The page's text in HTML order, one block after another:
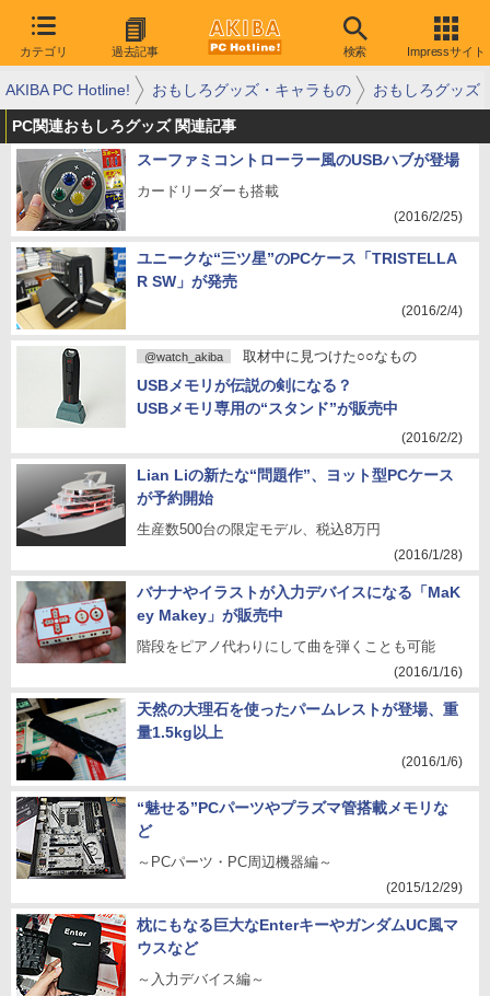
カテゴリ 過去記事 検索 Impressサイト
AKIBA PC Hotline! おもしろグッズ・キャラもの おもしろグッズ
PC関連おもしろグッズ 関連記事
スーファミコントローラー風のUSBハブが登場
カードリーダーも搭載
(2016/2/25)
ユニークな“三ツ星”のPCケース「TRISTELLA
R SW」が発売
(2016/2/4)
@watch_akiba 取材中に見つけた○○なもの
USBメモリが伝説の剣になる？
USBメモリ専用の“スタンド”が販売中
(2016/2/2)
Lian Liの新たな“問題作”、ヨット型PCケース
が予約開始
生産数500台の限定モデル、税込8万円
(2016/1/28)
バナナやイラストが入力デバイスになる「MaK
ey Makey」が販売中
階段をピアノ代わりにして曲を弾くことも可能
(2016/1/16)
天然の大理石を使ったパームレストが登場、重
量1.5kg以上
(2016/1/6)
“魅せる”PCパーツやプラズマ管搭載メモリな
ど
～PCパーツ・PC周辺機器編～
(2015/12/29)
枕にもなる巨大なEnterキーやガンダムUC風マ
ウスなど
～入力デバイス編～